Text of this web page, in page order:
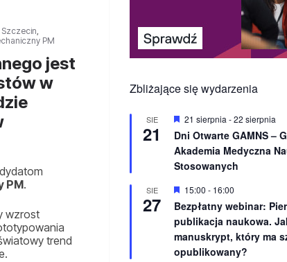
PM
jest
w
PM.
wzrost
trend
Zbliżające się wydarzenia
SIE
21
W
r
ó
ż
n
o
n
e
21 sierpnia -22 sierpnia
Dni Otwarte GAMNS –
Akademia Medyczna
Stosowanych
SIE
27
W
r
ó
ż
n
i
15:00 - 16:00
Bezpłatny webinar:
publikacja naukowa.
manuskrypt, który ma
opublikowany?